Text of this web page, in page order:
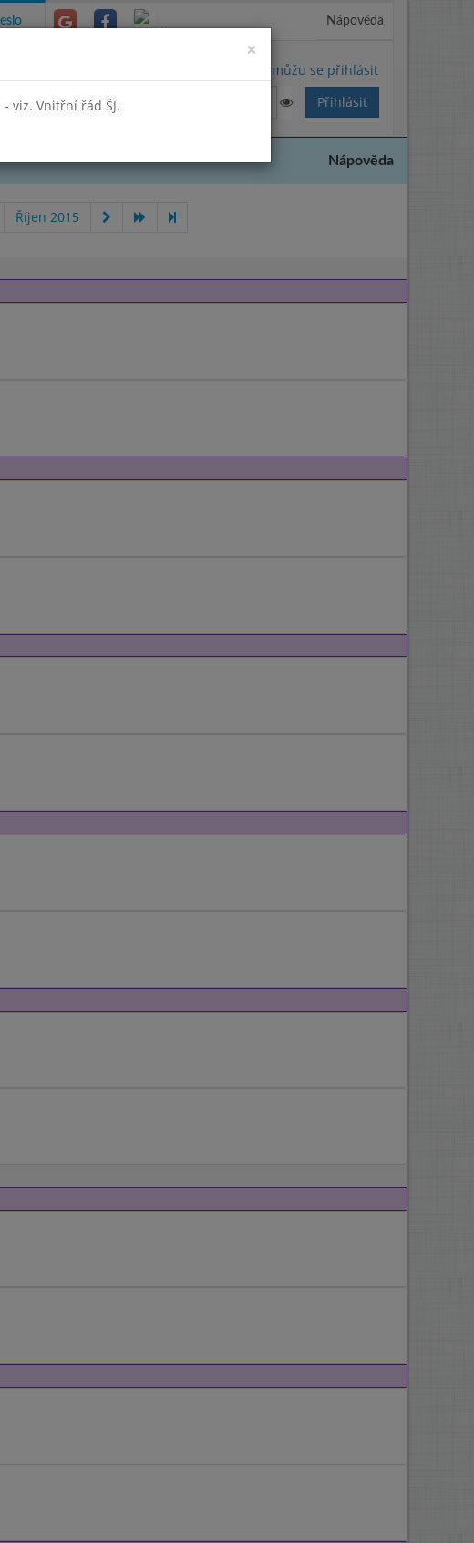
Nápověda
Nemůžu se přihlásit
Nápověda
Říjen 2015
×
viz. Vnitřní řád ŠJ.